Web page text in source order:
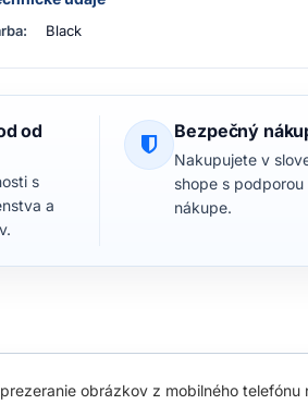
Black
od
s
a
Bezpečný
Nakupujete v
shope s
nákupe.
obrázkov z mobilného telefónu